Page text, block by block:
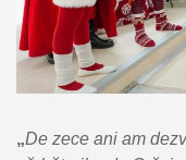
„De zece ani am